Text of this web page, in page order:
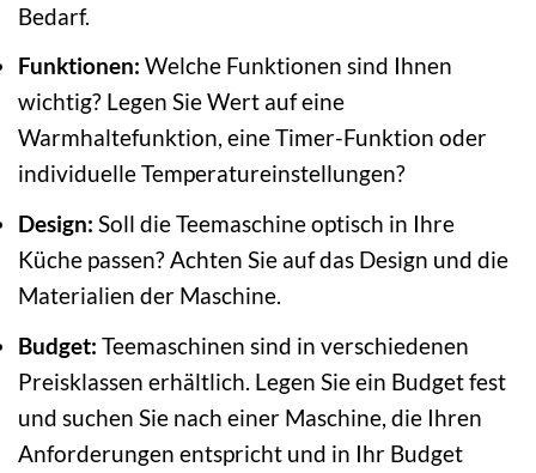
Bedarf.
Funktionen: Welche Funktionen sind Ihnen
wichtig? Legen Sie Wert auf eine
Warmhaltefunktion, eine Timer-Funktion oder
individuelle Temperatureinstellungen?
Design: Soll die Teemaschine optisch in Ihre
Küche passen? Achten Sie auf das Design und die
Materialien der Maschine.
Budget: Teemaschinen sind in verschiedenen
Preisklassen erhältlich. Legen Sie ein Budget fest
und suchen Sie nach einer Maschine, die Ihren
Anforderungen entspricht und in Ihr Budget